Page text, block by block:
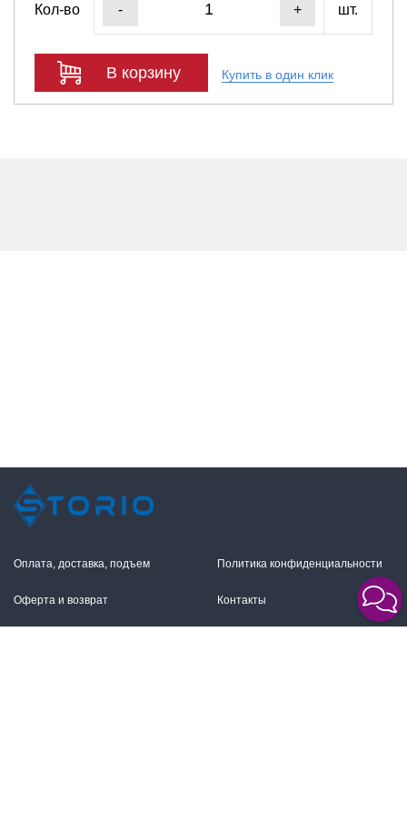
Кол-во - + шт.
В корзину Купить в один клик
Оплата, доставка, подъем
Оферта и возврат
Политика конфиденциальности
Контакты